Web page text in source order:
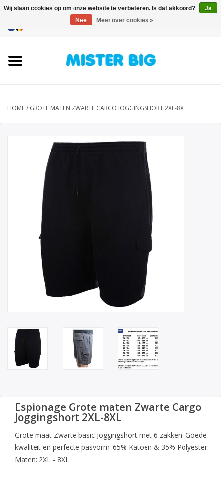
Onze Winkel
HOME/ GROTE MATEN ZWARTE CARGO JOGGINGSHORT 2XL-8XL
Espionage Grote maten Zwarte Cargo
Joggingshort 2XL-8XL
Grote maat Zwarte basic Joggingshort met 6 zakken. Goede
kwaliteit en perfecte pasvorm. 65% Katoen & 35% Polyester.
Maten: 2XL - 8XL
Wij slaan cookies op om onze website te verbeteren. Is dat akkoord?
Ja
Nee
Meer over cookies »